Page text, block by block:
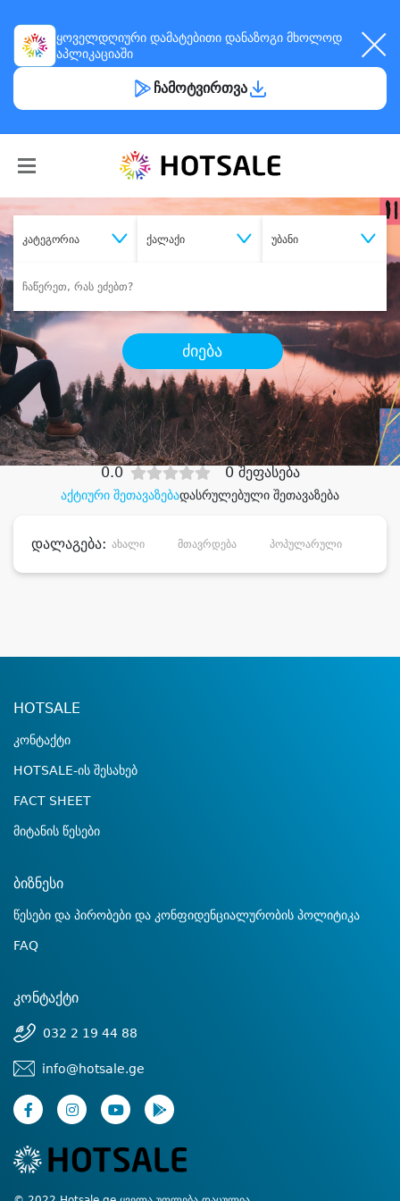
ყოველდღიური დამატებითი დანაზოგი მხოლოდ
აპლიკაციაში
ჩამოტვირთვა
კატეგორია ქალაქი უბანი
ძიება
შეიძინესასურველი მომსახურება
დიდი დანაზოგით
აქტიური შეთავაზებადასრულებული შეთავაზება
0.0 0 შეფასება
დალაგება: ახალი მთავრდება პოპულარული
HOTSALE
კონტაქტი
HOTSALE-ის შესახებ
FACT SHEET
მიტანის წესები
ბიზნესი
წესები და პირობები და კონფიდენციალურობის პოლიტიკა
FAQ
კონტაქტი
032 2 19 44 88
info@hotsale.ge